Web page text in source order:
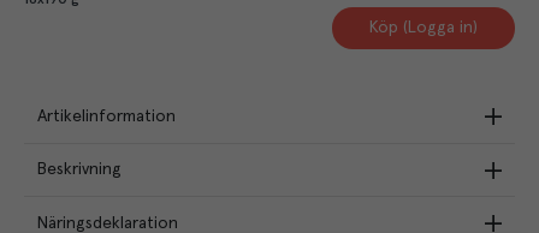
Köp (Logga in)
Artikelinformation
Beskrivning
Näringsdeklaration